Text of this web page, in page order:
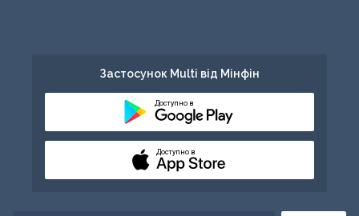
Застосунок Multi від Мінфін
Доступно в
Доступно в